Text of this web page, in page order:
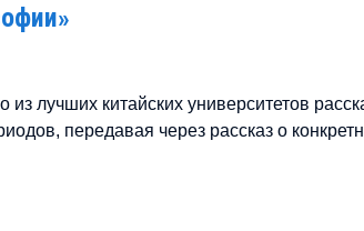
лучших китайских университетов
передавая через рассказ о